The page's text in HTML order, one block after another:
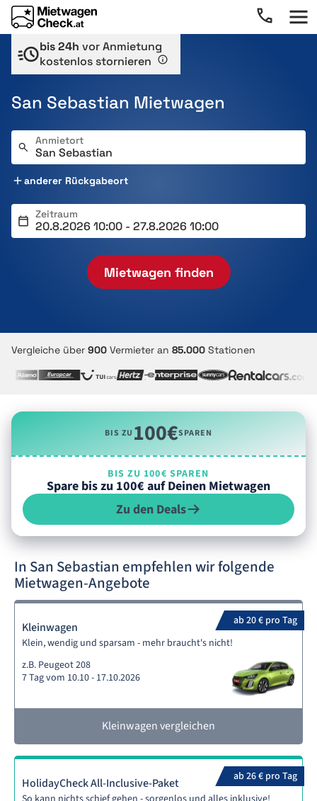
bis 24h vor Anmietung
kostenlos stornieren
San Sebastian Mietwagen
Anmietort
anderer Rückgabeort
Zeitraum
Mietwagen finden
Vergleiche über 900 Vermieter an 85.000 Stationen
BIS ZU100€SPAREN
BIS ZU 100€ SPAREN
Spare bis zu 100€ auf Deinen Mietwagen
Zu den Deals
In San Sebastian empfehlen wir folgende
Mietwagen-Angebote
ab 20 € pro Tag
Kleinwagen
Klein, wendig und sparsam - mehr braucht's nicht!
z.B. Peugeot 208
7 Tag vom 10.10 - 17.10.2026
Kleinwagen vergleichen
ab 26 € pro Tag
HolidayCheck All-Inclusive-Paket